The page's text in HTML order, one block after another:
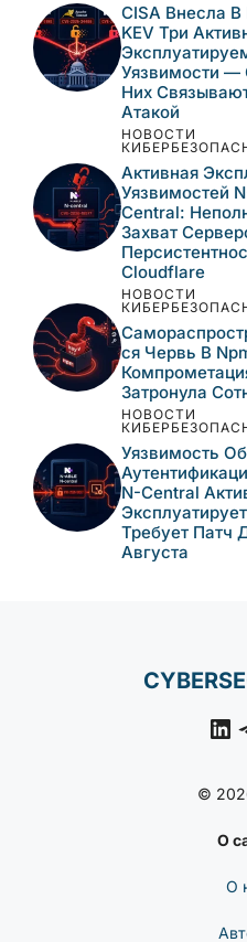
CISA Внесла В
KEV Три
Уязвимости —
Них
Атакой
НОВОСТИ
Активная
Уязвимостей
Central:
Захват
Cloudflare
НОВОСТИ
Ся Червь В
Затронула
НОВОСТИ
Уязвимость
N-Central
Требует Патч
Августа
©
О
О